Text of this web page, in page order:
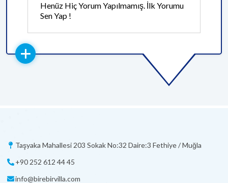
Henüz Hiç Yorum Yapılmamış. İlk Yorumu
Sen Yap !
Taşyaka Mahallesi 203 Sokak No:32 Daire:3 Fethiye / Muğla
+90 252 612 44 45
info@birebirvilla.com